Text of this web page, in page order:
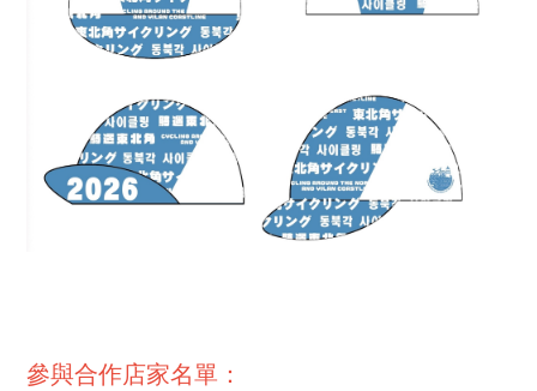
參與合作店家名單：